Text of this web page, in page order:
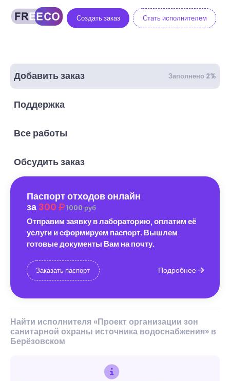
Создать заказ Стать исполнителем
Добавить заказ Заполнено 2%
Поддержка
Все работы
Обсудить заказ
Паспорт отходов онлайн
за 300 1000 руб
Отправим заявку в лабораторию, оплатим её
услуги и сформируем паспорт. Вышлем
готовые документы Вам на почту.
Заказать паспорт Подробнее
Найти исполнителя «Проект организации зон
санитарной охраны источника водоснабжения» в
Берёзовском